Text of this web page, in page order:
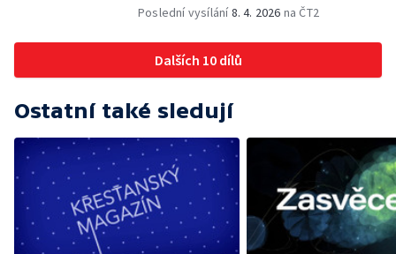
nehmotného kulturního dědictví UNESCO.
které byly uvedeny v roce 1978 na Hrádečku
v chalupě Václava Havla, jsou odlišné co do
charakteru i okolností svého uvedení. Jedno
biblický příběh.
Poslední vysílání8. 4. 2026 na ČT2
Dalších 10 dílů
Ostatní také sledují